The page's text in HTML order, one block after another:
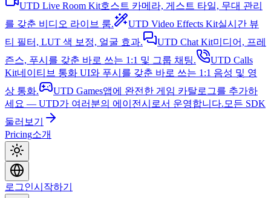
UTD Live Room Kit호스트 카메라, 게스트 타일, 무대 관리
를 갖춘 비디오 라이브 룸.
UTD Video Effects Kit실시간 뷰
티 필터, LUT 색 보정, 얼굴 효과.
UTD Chat Kit미디어, 프레
즌스, 푸시를 갖춘 바로 쓰는 1:1 및 그룹 채팅.
UTD Calls
Kit네이티브 통화 UI와 푸시를 갖춘 바로 쓰는 1:1 음성 및 영
상 통화.
UTD Games앱에 완전한 게임 카탈로그를 추가하
세요 — UTD가 여러분의 에이전시로서 운영합니다. 모든 SDK
둘러보기
Pricing소개
로그인시작하기